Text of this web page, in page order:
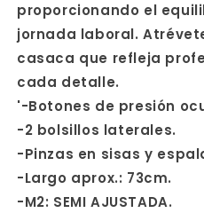
proporcionando el
jornada laboral.
casaca que refleja
cada detalle.
'-Botones de presión
-2 bolsillos laterales.
-Pinzas en sisas y
-Largo aprox.: 73cm.
-M2: SEMI AJUSTADA.